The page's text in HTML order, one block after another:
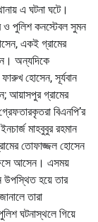
এ ঘটনা ঘটে।
ও পুলিশ কনস্টেবল সুমন
একই গ্রামের
অন্যদিকে
হোসেন, সূর্যবান
আয়াসপুর গ্রামের
বিএনপি’র
মাহবুবুর রহমান
তোফাজ্জল হোসেন
আসেন। এসময়
উপস্থিত হয়ে তার
তারা
ঘটনাস্থলে গিয়ে